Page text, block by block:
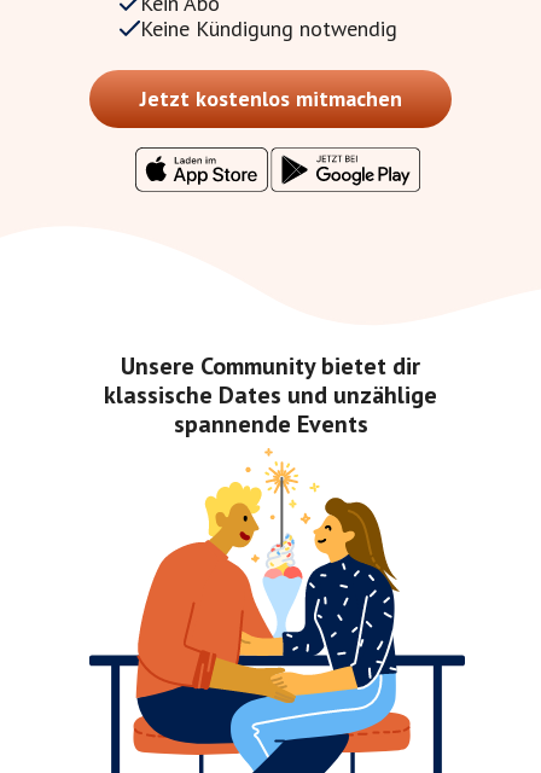
Keine Kündigung notwendig
Jetzt kostenlos mitmachen
Unsere Community bietet dir
klassische Dates und unzählige
spannende Events